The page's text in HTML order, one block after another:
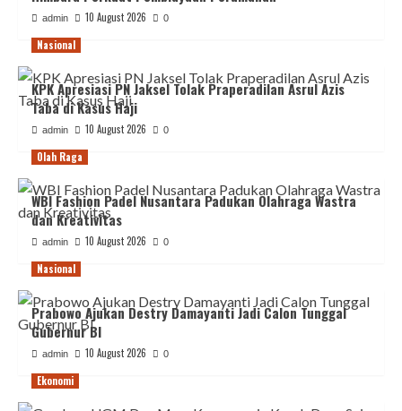
admin 10 August 2026 0
Nasional
KPK Apresiasi PN Jaksel Tolak Praperadilan Asrul Azis
Taba di Kasus Haji
admin 10 August 2026 0
Olah Raga
WBI Fashion Padel Nusantara Padukan Olahraga Wastra
dan Kreativitas
admin 10 August 2026 0
Nasional
Prabowo Ajukan Destry Damayanti Jadi Calon Tunggal
Gubernur BI
admin 10 August 2026 0
Ekonomi